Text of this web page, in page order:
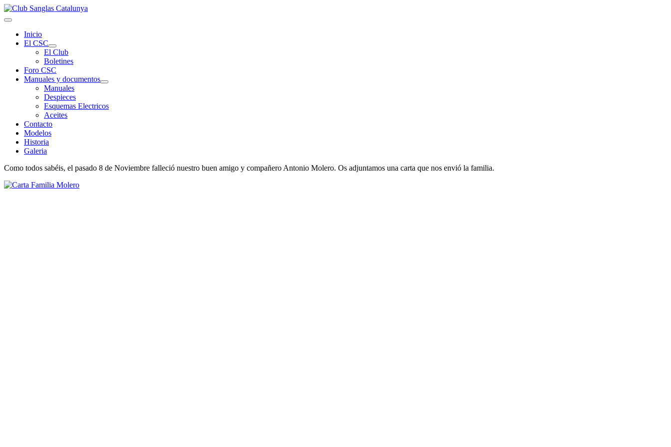
Inicio
El CSC
El Club
Boletines
Foro CSC
Manuales y documentos
Manuales
Despieces
Esquemas Electricos
Aceites
Contacto
Modelos
Historia
Galeria
Como todos sabéis, el pasado 8 de Noviembre falleció nuestro buen amigo y compañero Antonio Molero. Os adjuntamos una carta que nos envió la familia.